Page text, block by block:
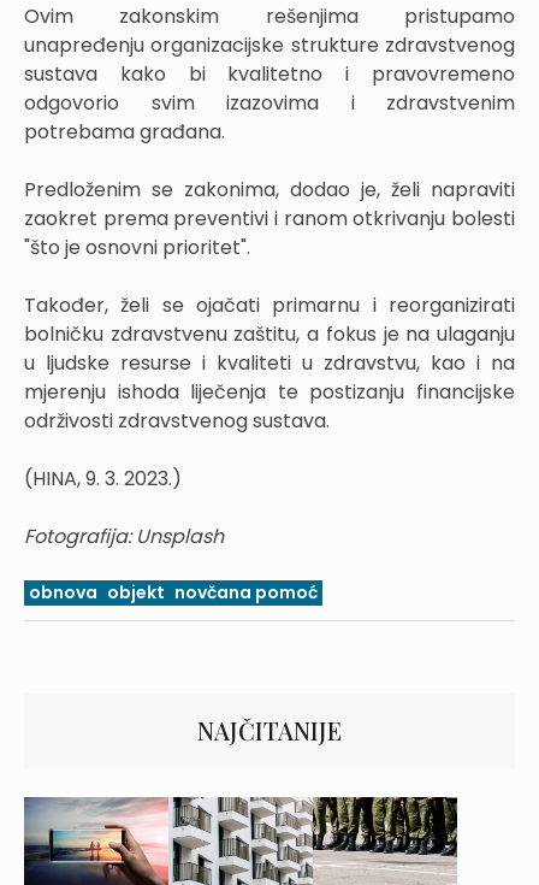
Ovim zakonskim rešenjima pristupamo
unapređenju organizacijske strukture zdravstvenog
sustava kako bi kvalitetno i pravovremeno
odgovorio svim izazovima i zdravstvenim
potrebama građana.
Predloženim se zakonima, dodao je, želi napraviti
zaokret prema preventivi i ranom otkrivanju bolesti
"što je osnovni prioritet".
Također, želi se ojačati primarnu i reorganizirati
bolničku zdravstvenu zaštitu, a fokus je na ulaganju
u ljudske resurse i kvaliteti u zdravstvu, kao i na
mjerenju ishoda liječenja te postizanju financijske
održivosti zdravstvenog sustava.
(HINA, 9. 3. 2023.)
Fotografija: Unsplash
obnova objekt novčana pomoć
NAJČITANIJE